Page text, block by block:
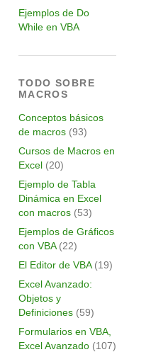
Ejemplos de Do
While en VBA
TODO SOBRE
MACROS
Conceptos básicos
de macros(93)
Cursos de Macros en
Excel(20)
Ejemplo de Tabla
Dinámica en Excel
con macros(53)
Ejemplos de Gráficos
con VBA(22)
El Editor de VBA(19)
Excel Avanzado:
Objetos y
Definiciones(59)
Formularios en VBA,
Excel Avanzado(107)